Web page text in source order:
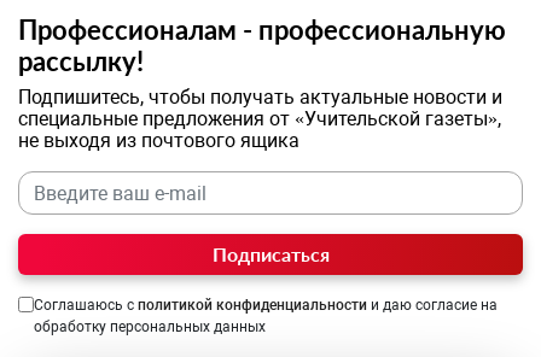
Профессионалам - профессиональную
рассылку!
Подпишитесь, чтобы получать актуальные новости и
специальные предложения от «Учительской газеты»,
не выходя из почтового ящика
Подписаться
Соглашаюсь с политикой конфиденциальности и даю согласие на
обработку персональных данных